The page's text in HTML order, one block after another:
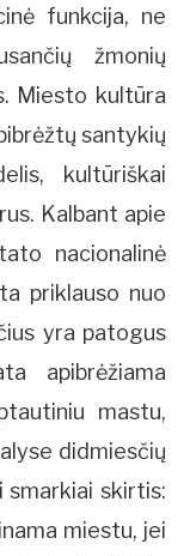
funkcija, ne
žmonių
Miesto kultūra
santykių
kultūriškai
Kalbant apie
nacionalinė
priklauso nuo
yra patogus
apibrėžiama
mastu,
didmiesčių
smarkiai skirtis:
miestu, jei